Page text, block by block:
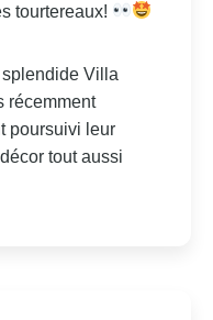
tourtereaux!
Villa
récemment
poursuivi leur
tout aussi